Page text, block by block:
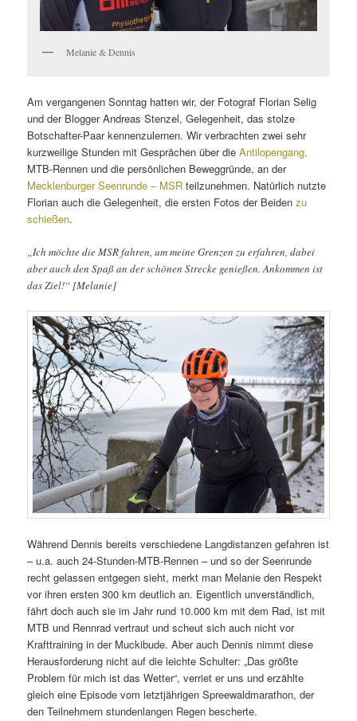
Melanie & Dennis
Am vergangenen Sonntag hatten wir, der Fotograf Florian Selig
und der Blogger Andreas Stenzel, Gelegenheit, das stolze
Botschafter-Paar kennenzulernen. Wir verbrachten zwei sehr
kurzweilige Stunden mit Gesprächen über dieAntilopengang,
MTB-Rennen und die persönlichen Beweggründe, an der
Mecklenburger Seenrunde – MSR teilzunehmen. Natürlich nutzte
Florian auch die Gelegenheit, die ersten Fotos der Beidenzu
schießen.
„Ich möchte die MSR fahren, um meine Grenzen zu erfahren, dabei
aber auch den Spaß an der schönen Strecke genießen. Ankommen ist
das Ziel!“ [Melanie]
Während Dennis bereits verschiedene Langdistanzen gefahren ist
– u.a. auch 24-Stunden-MTB-Rennen – und so der Seenrunde
recht gelassen entgegen sieht, merkt man Melanie den Respekt
vor ihren ersten 300 km deutlich an. Eigentlich unverständlich,
fährt doch auch sie im Jahr rund 10.000 km mit dem Rad, ist mit
MTB und Rennrad vertraut und scheut sich auch nicht vor
Krafttraining in der Muckibude. Aber auch Dennis nimmt diese
Herausforderung nicht auf die leichte Schulter: „Das größte
Problem für mich ist das Wetter“, verriet er uns und erzählte
gleich eine Episode vom letztjährigen Spreewaldmarathon, der
den Teilnehmern stundenlangen Regen bescherte.